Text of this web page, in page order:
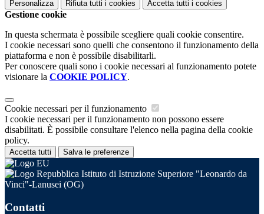
Personalizza Rifiuta tutti i cookies Accetta tutti i cookies
Gestione cookie
In questa schermata è possibile scegliere quali cookie consentire.
I cookie necessari sono quelli che consentono il funzionamento della
piattaforma e non è possibile disabilitarli.
Per conoscere quali sono i cookie necessari al funzionamento potete
visionare la COOKIE POLICY.
Cookie necessari per il funzionamento
I cookie necessari per il funzionamento non possono essere
disabilitati. È possibile consultare l'elenco nella pagina della cookie
policy.
Accetta tutti Salva le preferenze
Istituto di Istruzione Superiore "Leonardo da
Vinci"-Lanusei (OG)
Contatti